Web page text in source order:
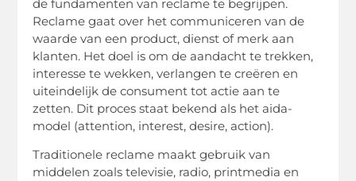
de fundamenten van reclame te begrijpen.
Reclame gaat over het communiceren van de
waarde van een product, dienst of merk aan
klanten. Het doel is om de aandacht te trekken,
interesse te wekken, verlangen te creëren en
uiteindelijk de consument tot actie aan te
zetten. Dit proces staat bekend als het aida-
model (attention, interest, desire, action).
Traditionele reclame maakt gebruik van
middelen zoals televisie, radio, printmedia en